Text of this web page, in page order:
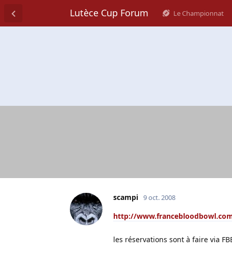
Lutèce Cup Forum Le Championnat
scampi 9 oct. 2008
http://
les réservations sont à faire via